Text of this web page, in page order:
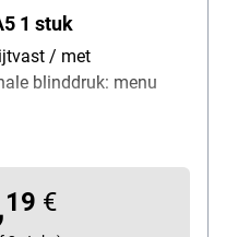
1 stuk
/ met
blinddruk: menu
binding
19 €